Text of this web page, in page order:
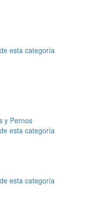
esta categoría
y Pernos
esta categoría
esta categoría